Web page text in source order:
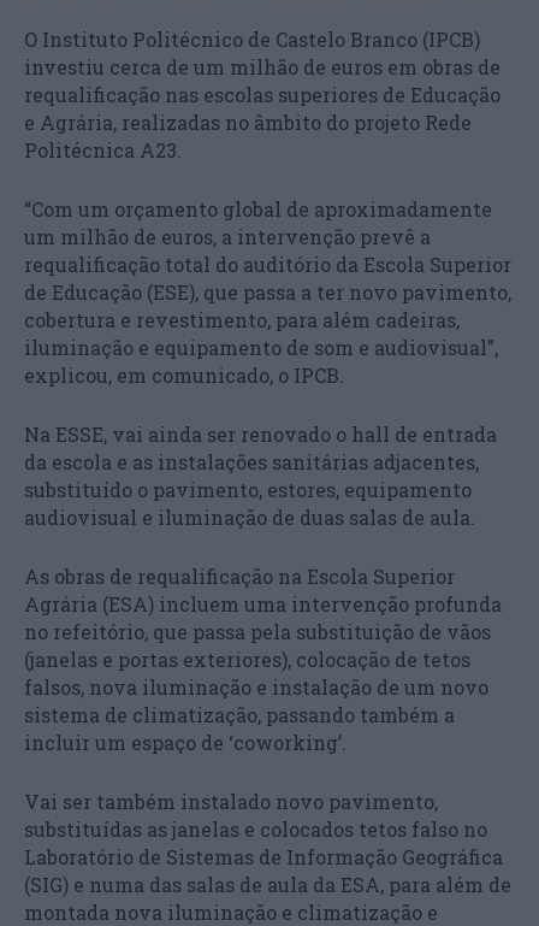
O Instituto Politécnico de Castelo Branco (IPCB)
investiu cerca de um milhão de euros em obras de
requalificação nas escolas superiores de Educação
e Agrária, realizadas no âmbito do projeto Rede
Politécnica A23.
“Com um orçamento global de aproximadamente
um milhão de euros, a intervenção prevê a
requalificação total do auditório da Escola Superior
de Educação (ESE), que passa a ter novo pavimento,
cobertura e revestimento, para além cadeiras,
iluminação e equipamento de som e audiovisual”,
explicou, em comunicado, o IPCB.
Na ESSE, vai ainda ser renovado o hall de entrada
da escola e as instalações sanitárias adjacentes,
substituído o pavimento, estores, equipamento
audiovisual e iluminação de duas salas de aula.
As obras de requalificação na Escola Superior
Agrária (ESA) incluem uma intervenção profunda
no refeitório, que passa pela substituição de vãos
(janelas e portas exteriores), colocação de tetos
falsos, nova iluminação e instalação de um novo
sistema de climatização, passando também a
incluir um espaço de ‘coworking’.
Vai ser também instalado novo pavimento,
substituídas as janelas e colocados tetos falso no
Laboratório de Sistemas de Informação Geográfica
(SIG) e numa das salas de aula da ESA, para além de
montada nova iluminação e climatização e